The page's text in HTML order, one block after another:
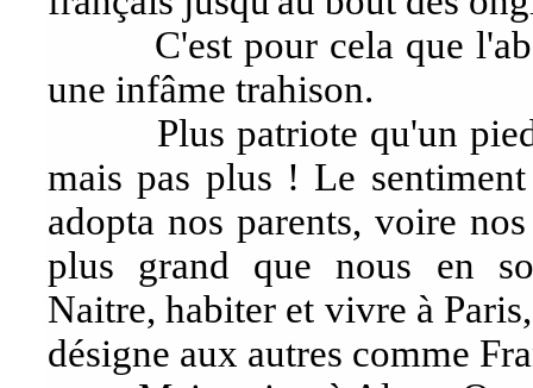
C'est pour cela que
une infâme trahison.
Plus patriote qu'un pied
mais pas plus ! Le
adopta nos parents, voire
plus grand que nous en
Naitre, habiter et vivre à
désigne aux autres comme